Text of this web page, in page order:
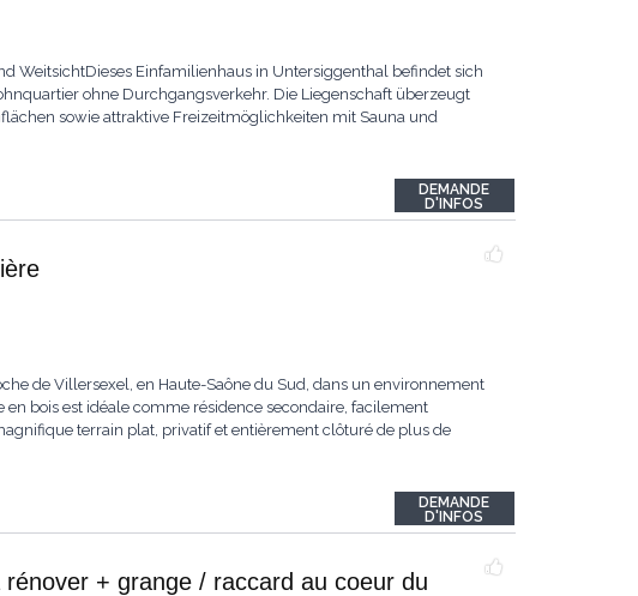
WeitsichtDieses Einfamilienhaus in Untersiggenthal befindet sich
ohne Durchgangsverkehr. Die Liegenschaft überzeugt
sowie attraktive Freizeitmöglichkeiten mit Sauna und
DEMANDE
D'INFOS
de Villersexel, en Haute-Saône du Sud, dans un environnement
bois est idéale comme résidence secondaire, facilement
terrain plat, privatif et entièrement clôturé de plus de
DEMANDE
D'INFOS
+ grange / raccard au coeur du